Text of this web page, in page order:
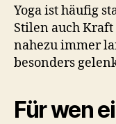
Yoga ist häufig
Stilen auch
nahezu immer
besonders
Für wen